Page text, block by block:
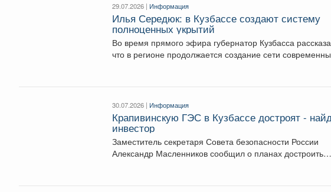
29.07.2026 | Информация
Илья Середюк: в Кузбассе создают систему
полноценных укрытий
Во время прямого эфира губернатор Кузбасса
что в регионе продолжается создание сети
30.07.2026 | Информация
Крапивинскую ГЭС в Кузбассе достроят -
инвестор
Заместитель секретаря Совета безопасности России
Александр Масленников сообщил о планах достроить